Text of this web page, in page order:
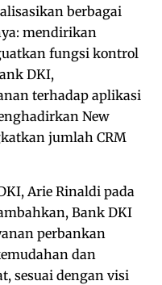
berbagai
mendirikan
fungsi kontrol
DKI,
terhadap aplikasi
New
jumlah CRM
Arie Rinaldi pada
Bank DKI
perbankan
dan
sesuai dengan visi